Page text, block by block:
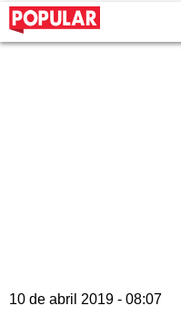
10 de abril 2019 - 08:07